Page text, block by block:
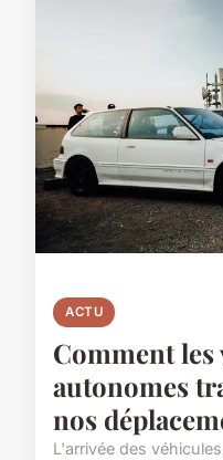
ACTU
Comment les
autonomes
nos
L'arrivée des